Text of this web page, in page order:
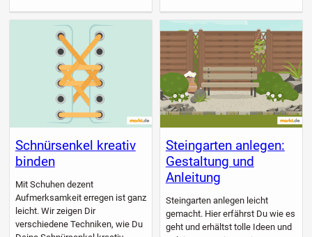
Schnürsenkel kreativ
binden
Mit Schuhen dezent
Aufmerksamkeit erregen ist ganz
leicht. Wir zeigen Dir
verschiedene Techniken, wie Du
Steingarten anlegen:
Gestaltung und
Anleitung
Steingarten anlegen leicht
gemacht. Hier erfährst Du wie es
geht und erhältst tolle Ideen und